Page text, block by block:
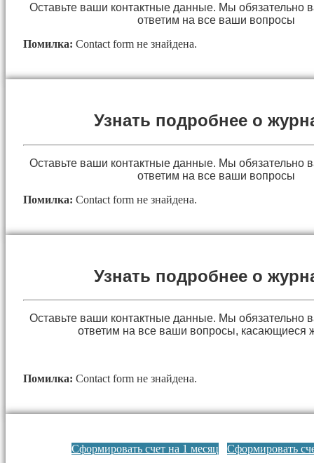
Оставьте ваши контактные данные. Мы обязательно
ответим на все ваши вопросы
Помилка: Contact form не знайдена.
Узнать подробнее о
Оставьте ваши контактные данные. Мы обязательно
ответим на все ваши вопросы
Помилка: Contact form не знайдена.
Узнать подробнее о
Оставьте ваши контактные данные. Мы обязательно
ответим на все ваши вопросы, касающиеся
Помилка: Contact form не знайдена.
Сформировать счет на 1 месяц Сформировать